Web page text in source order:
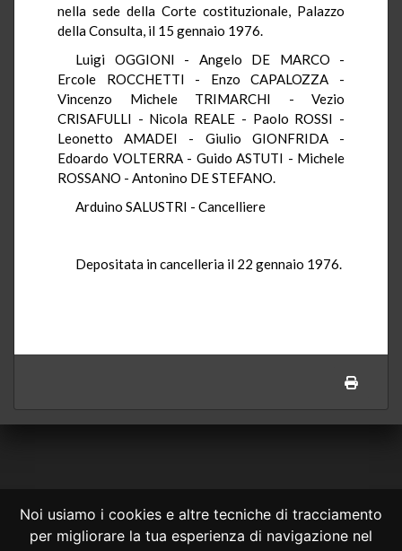
Noi usiamo i cookies e altre tecniche di tracciamento
per migliorare la tua esperienza di navigazione nel
nella sede della Corte costituzionale, Palazzo
della Consulta, il 15 gennaio 1976.
Luigi OGGIONI - Angelo DE MARCO -
Ercole ROCCHETTI - Enzo CAPALOZZA -
Vincenzo Michele TRIMARCHI - Vezio
CRISAFULLI - Nicola REALE - Paolo ROSSI -
Leonetto AMADEI - Giulio GIONFRIDA -
Edoardo VOLTERRA - Guido ASTUTI - Michele
ROSSANO - Antonino DE STEFANO.
Arduino SALUSTRI - Cancelliere
Depositata in cancelleria il 22 gennaio 1976.
CONSULTA ONLINE DAL 1995 -NOTE LEGALI